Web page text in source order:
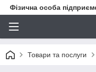
Фізична особа
Товари та послуги